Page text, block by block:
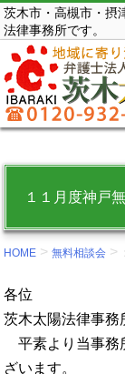
コ
ン
テ
ン
ツ
を
る。
茨木市・高槻市・摂
法律事務所です。
１１月度神戸
HOME >無料相談会 >
各位
茨木太陽法律事
平素より当事務
ざいます。